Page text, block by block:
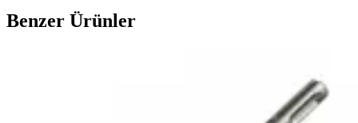
Benzer Ürünler